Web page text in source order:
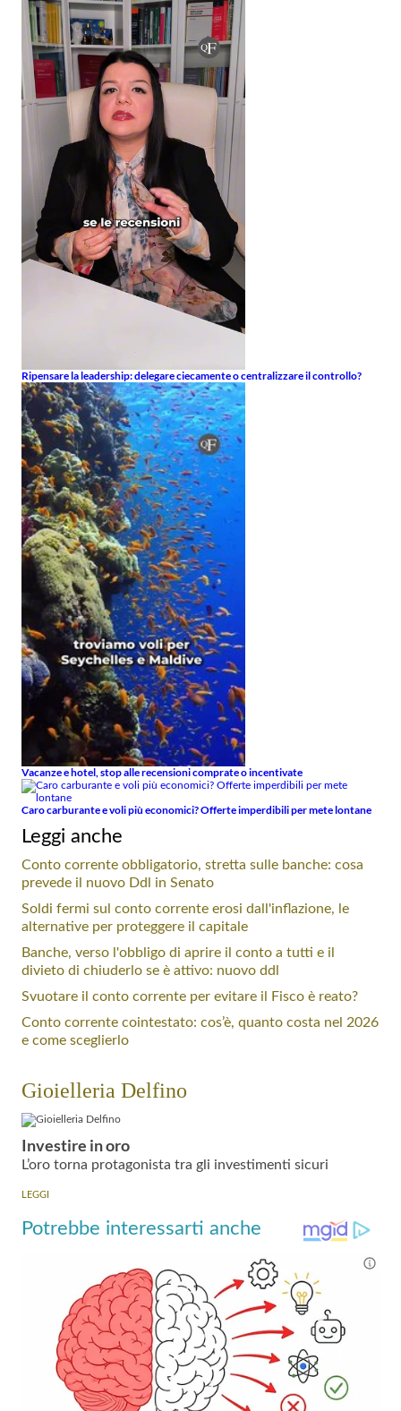
Ripensare la leadership: delegare ciecamente o centralizzare il controllo?
Vacanze e hotel, stop alle recensioni comprate o incentivate
Caro carburante e voli più economici? Offerte imperdibili per mete lontane
Leggi anche
Conto corrente obbligatorio, stretta sulle banche: cosa
prevede il nuovo Ddl in Senato
Soldi fermi sul conto corrente erosi dall'inflazione, le
alternative per proteggere il capitale
Banche, verso l'obbligo di aprire il conto a tutti e il
divieto di chiuderlo se è attivo: nuovo ddl
Svuotare il conto corrente per evitare il Fisco è reato?
Conto corrente cointestato: cos’è, quanto costa nel 2026
e come sceglierlo
Gioielleria Delfino
Investire in oro
L’oro torna protagonista tra gli investimenti sicuri
LEGGI